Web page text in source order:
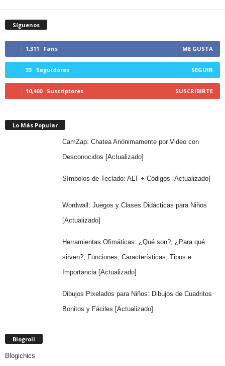
Síguenos
1,311 Fans ME GUSTA
33 Seguidores SEGUIR
10,400 Suscriptores SUSCRIBIRTE
Lo Más Popular
CamZap: Chatea Anónimamente por Video con
Desconocidos [Actualizado]
Símbolos de Teclado: ALT + Códigos [Actualizado]
Wordwall: Juegos y Clases Didácticas para Niños
[Actualizado]
Herramientas Ofimáticas: ¿Qué son?, ¿Para qué
sirven?, Funciones, Características, Tipos e
Importancia [Actualizado]
Dibujos Pixelados para Niños: Dibujos de Cuadritos
Bonitos y Fáciles [Actualizado]
Blogroll
Blogichics